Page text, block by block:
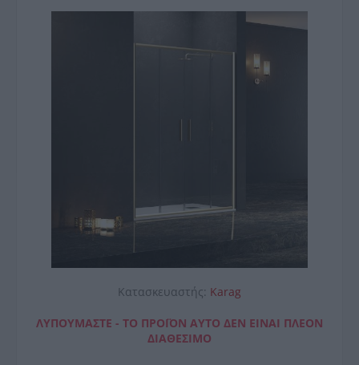
Κατασκευαστής: Karag
ΛΥΠΟΎΜΑΣΤΕ - ΤΟ ΠΡΟΪΌΝ ΑΥΤΌ ΔΕΝ ΕΊΝΑΙ ΠΛΈΟΝ
ΔΙΑΘΈΣΙΜΟ